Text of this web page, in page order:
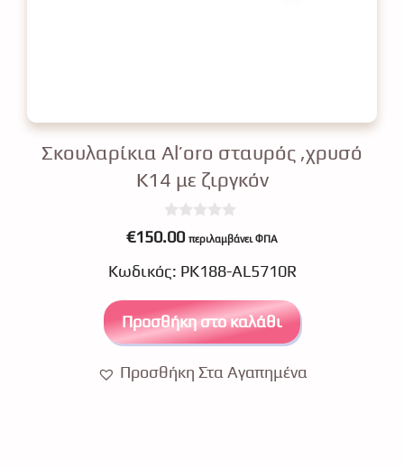
Σκουλαρίκια Al’oro σταυρός ,χρυσό
Κ14 με ζιργκόν
0
o
t
o
f
5
€150.00 περιλαμβάνει ΦΠΑ
Κωδικός: ΡΚ188-AL5710R
Προσθήκη στο καλάθι
Προσθήκη Στα Αγαπημένα